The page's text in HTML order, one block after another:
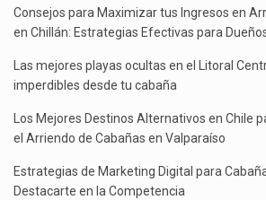
Consejos para Maximizar tus Ingresos en
en Chillán: Estrategias Efectivas para
Las mejores playas ocultas en el Litoral
imperdibles desde tu cabaña
Los Mejores Destinos Alternativos en Chile
el Arriendo de Cabañas en Valparaíso
Estrategias de Marketing Digital para
Destacarte en la Competencia